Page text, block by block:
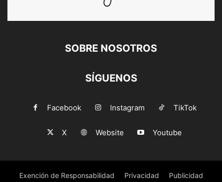
SOBRE NOSOTROS
SÍGUENOS
Facebook Instagram TikTok
X Website Youtube
Exención de Responsabilidad Privacidad Publicidad